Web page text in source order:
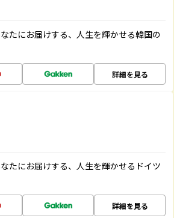
たにお届けする、人生を輝かせる韓国の
詳細を見る
たにお届けする、人生を輝かせるドイツ
詳細を見る